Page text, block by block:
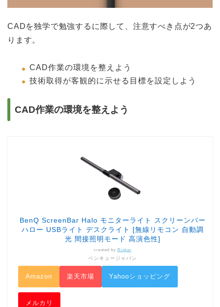
CADを独学で勉強するに際して、注意すべき点が2つあ
ります。
CAD作業の環境を整えよう
技術取得が客観的に示せる目標を設定しよう
CAD作業の環境を整えよう
BenQ ScreenBar Halo モニターライト スクリーンバー
ハロー USBライト デスクライト [無線リモコン 自動調
光 間接照明モード 高演色性]
created by Rinker
ベンキュージャパン
Amazon 楽天市場 Yahooショッピング
メルカリ